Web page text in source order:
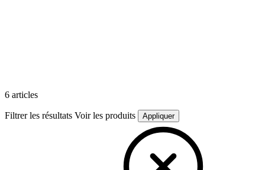
6 articles
Filtrer les résultats Voir les produits Appliquer